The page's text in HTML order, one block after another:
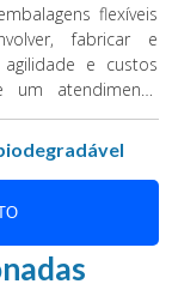
os clientes, sem
pode assim
flexíveis
fabricar e
e custos
atendimento
identificar
e de custos,
até sua
parceria com as
que há de melhor
seu Plástico oxi